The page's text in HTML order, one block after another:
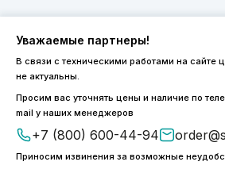
Уважаемые партнеры!
В связи с техническими работами на сайте
не актуальны.
Просим вас уточнять цены и наличие по
mail у наших менеджеров
+7 (800) 600-44-94
Приносим извинения за возможные
ПН-ПТ 9:00 - 18:00
order@sibvols.ru
О компании
Доставка и